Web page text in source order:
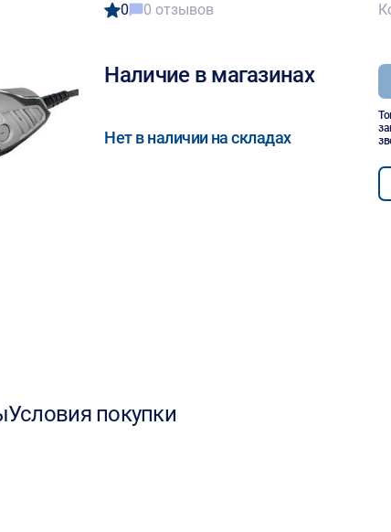
0 0 отзывов
Наличие в магазинах
Нет в наличии на складах
Условия покупки